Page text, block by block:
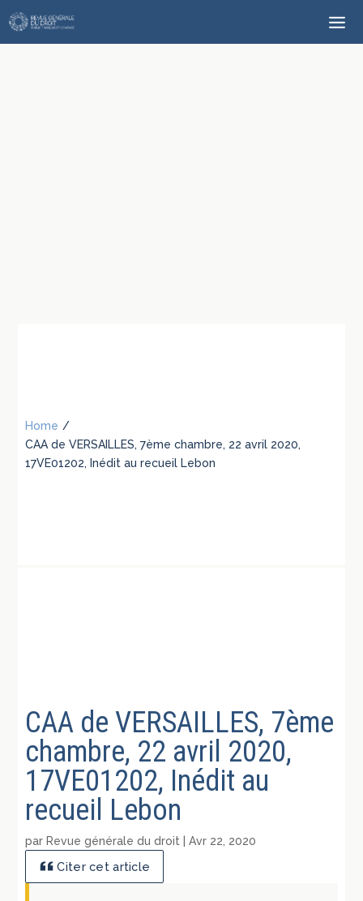
Home /
CAA de VERSAILLES, 7ème chambre, 22 avril 2020,
17VE01202, Inédit au recueil Lebon
CAA de VERSAILLES, 7ème
chambre, 22 avril 2020,
17VE01202, Inédit au
recueil Lebon
par Revue générale du droit |Avr 22, 2020
Citer cet article